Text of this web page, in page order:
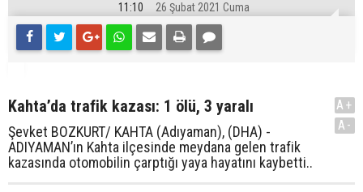
11:10 26 Şubat 2021 Cuma
Kahta’da trafik kazası: 1 ölü, 3 yaralı
Şevket BOZKURT/ KAHTA (Adıyaman), (DHA) -
ADIYAMAN’ın Kahta ilçesinde meydana gelen trafik
kazasında otomobilin çarptığı yaya hayatını kaybetti..
A+
A-